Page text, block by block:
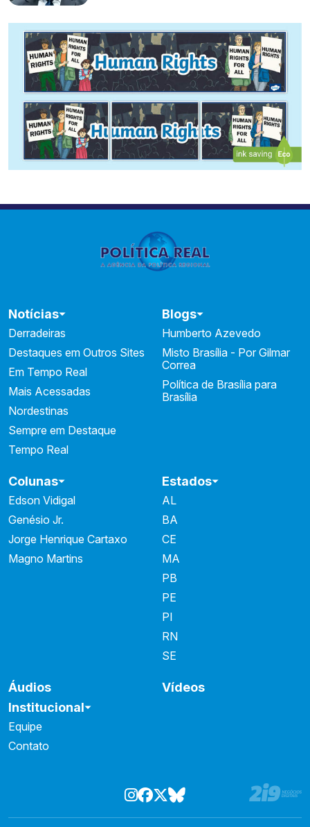
Derradeiras
Destaques em Outros Sites
Em Tempo Real
Mais Acessadas
Nordestinas
Sempre em Destaque
Tempo Real
Notícias
Humberto Azevedo
Misto Brasília - Por Gilmar
Correa
Política de Brasília para
Brasília
Blogs
Edson Vidigal
Genésio Jr.
Jorge Henrique Cartaxo
Magno Martins
Colunas
AL
BA
CE
MA
PB
PE
PI
RN
SE
Estados
Áudios Vídeos
Equipe
Contato
Institucional